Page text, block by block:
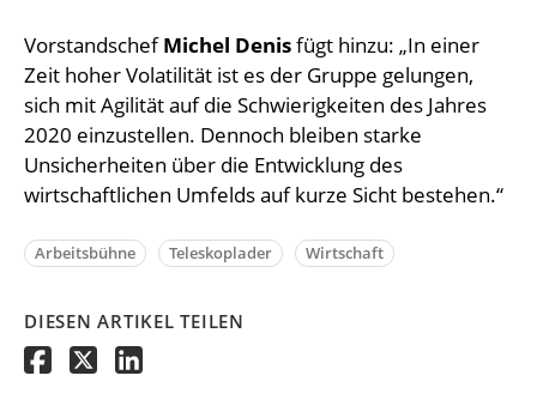
VorstandschefMichel Denisfügt hinzu: „In einer
Zeit hoher Volatilität ist es der Gruppe gelungen,
sich mit Agilität auf die Schwierigkeiten des Jahres
2020 einzustellen. Dennoch bleiben starke
Unsicherheiten über die Entwicklung des
wirtschaftlichen Umfelds auf kurze Sicht bestehen.“
Arbeitsbühne Teleskoplader Wirtschaft
DIESEN ARTIKEL TEILEN